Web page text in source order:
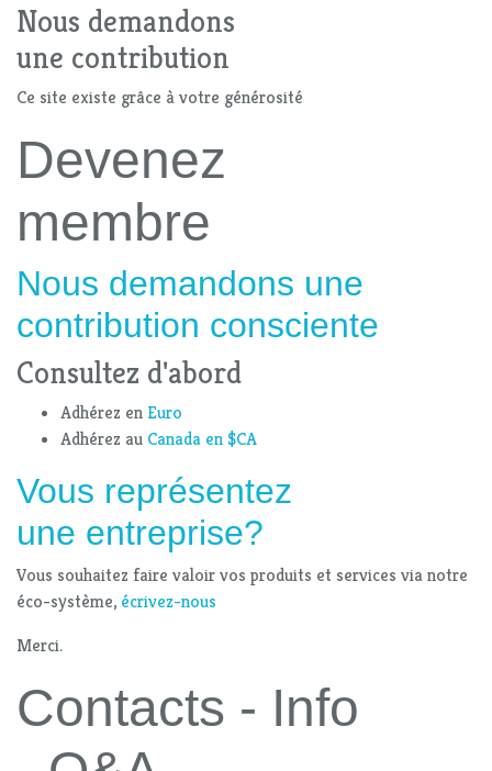
Nous demandons
une contribution
Ce site existe grâce à votre générosité
Devenez
membre
Nous demandons une
contribution consciente
Consultez d'abord
Adhérez en Euro
Adhérez au Canada en $CA
Vous représentez
une entreprise?
Vous souhaitez faire valoir vos produits et services via notre
éco-système, écrivez-nous
Merci.
Contacts - Info